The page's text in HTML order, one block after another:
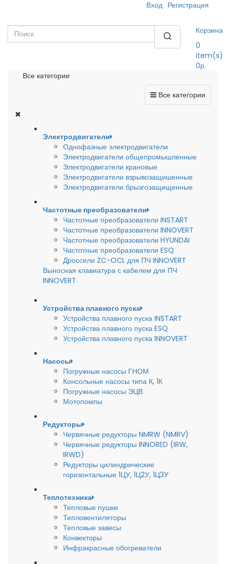
Вход Регистрация
Корзина
0
item(s)
0р.
Все категории
Все категории
Электродвигатели
Однофазные электродвигатели
Электродвигатели общепромышленные
Электродвигатели крановые
Электродвигатели взрывозащишенные
Электродвигатели брызгозащищенные
Частотные преобразователи
Частотные преобразователи INSTART
Частотные преобразователи INNOVERT
Частотные преобразователи HYUNDAI
Частотные преобразователи ESQ
Дроссели ZC-OCL для ПЧ INNOVERT
Выносная клавиатура с кабелем для ПЧ
INNOVERT
Устройства плавного пуска
Устройства плавного пуска INSTART
Устройства плавного пуска ESQ
Устройства плавного пуска INNOVERT
Насосы
Погружные насосы ГНОМ
Консольные насосы типа К, 1К
Погружные насосы ЭЦВ
Мотопомпы
Редукторы
Червячные редукторы NMRW (NMRV)
Червячные редукторы INNORED (IRW,
IRWD)
Редукторы цилиндрические
горизонтальные 1ЦУ, 1Ц2У, 1Ц3У
Теплотехника
Тепловые пушки
Тепловентиляторы
Тепловые завесы
Конвекторы
Инфракрасные обогреватели